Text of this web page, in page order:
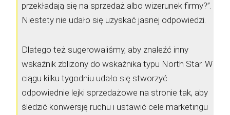
przekładają się na sprzedaż albo wizerunek firmy?”.
Niestety nie udało się uzyskać jasnej odpowiedzi.
Dlatego też sugerowaliśmy, aby znaleźć inny
wskaźnik zbliżony do wskaźnika typu North Star. W
ciągu kilku tygodniu udało się stworzyć
odpowiednie lejki sprzedażowe na stronie tak, aby
śledzić konwersję ruchu i ustawić cele marketingu